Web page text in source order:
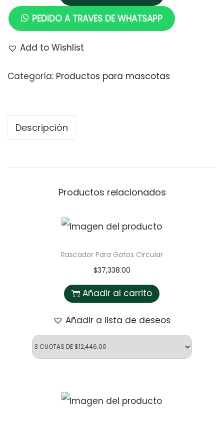
PEDIDO A TRAVES DE WHATSAPP
Add to Wishlist
Categoría: Productos para mascotas
Descripción
Productos relacionados
Rascador Para Gatos Circular
$37,338.00
Añadir al carrito
Añadir a lista de deseos